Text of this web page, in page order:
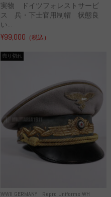
実物 ドイツフォレストサービ
ス 兵・下士官用制帽 状態良
い...
¥99,000 （税込）
WWII GERMANY Repro Uniforms WH
売り切れ